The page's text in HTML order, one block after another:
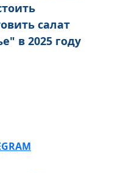
салат
в 2025 году